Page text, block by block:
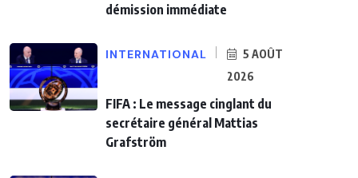
démission immédiate
INTERNATIONAL
5 AOÛT
2026
FIFA : Le message cinglant du
secrétaire général Mattias
Grafström